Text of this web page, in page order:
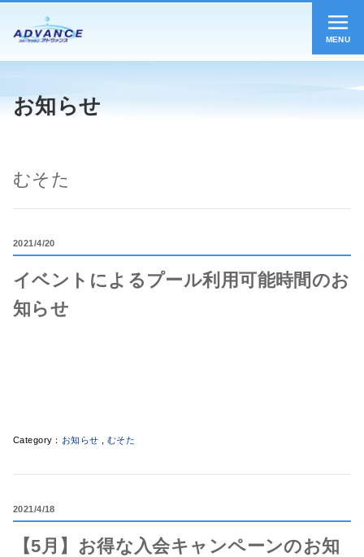
MENU
お知らせ
むそた
2021 4/20
イベントによるプール利用可能時間のお
知らせ
お知らせ むそた
2021 4/18
【5月】お得な入会キャンペーンのお知